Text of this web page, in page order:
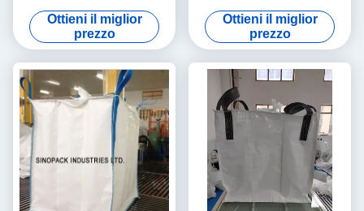
materiale riciclabile
Ottieni il miglior
prezzo
2000 kg con design a prova
di umidità e di polvere
Ottieni il miglior
prezzo